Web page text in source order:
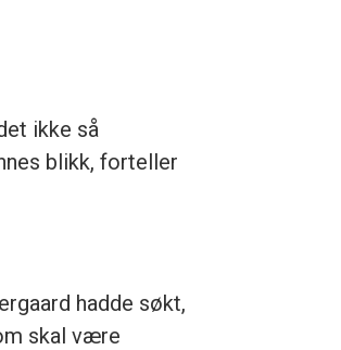
ikke så
blikk, forteller
hadde søkt,
skal være